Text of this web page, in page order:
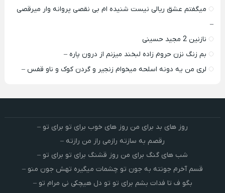
میگفتم عشق ریالی نیست شنیده ام بی نقصی پروانه وار میرقصی
–
نازنین 2 مجید حسینی
بم زنگ نزن حروم زاده لبخند میزنم از درون پاره –
لری من یه دونه اسلحه میخوام زﻧﺠﻴﺮ و ﮔﺮدن ﻛﻮک و ﻧﺎو ﻗﻔﺲ –
روز های بد برای من روز های خوب برای تو برای تو –
رقصم به سازته رازمی راز من رازته –
شب های گنگ برای من روز قشنگ برای تو برای تو –
قسم آخرم جونته به جون تو چشمات میگیره تهش جون منو –
بگو ف تا فدات بشم برای تو تو دل هیچکی نی مرام تو –